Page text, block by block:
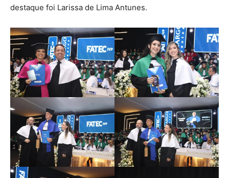
destaque foi Larissa de Lima Antunes.